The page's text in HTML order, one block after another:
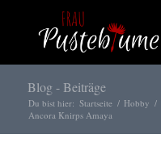
Blog - Beiträge
Du bist hier: Startseite / Hobby /
Ancora Knirps Amaya